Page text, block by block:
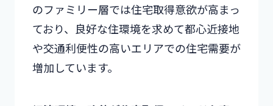
のファミリー層では住宅取得意欲が高まっ
ており、良好な住環境を求めて都心近接地
や交通利便性の高いエリアでの住宅需要が
増加しています。